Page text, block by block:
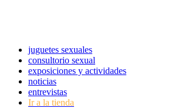
juguetes sexuales
consultorio sexual
exposiciones y actividades
noticias
entrevistas
Ir a la tienda